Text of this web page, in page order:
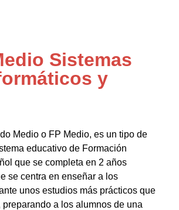
Sistemas
y
Medio o FP Medio, es un tipo de
educativo de Formación
que se completa en 2 años
se centra en enseñar a los
unos estudios más prácticos que
preparando a los alumnos de una